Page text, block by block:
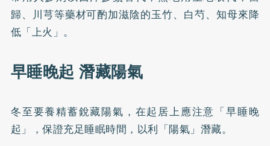
歸、川芎等藥材可酌加滋陰的玉竹、白芍、知母來降
低「上火」。
早睡晚起 潛藏陽氣
冬至要養精蓄銳藏陽氣，在起居上應注意「早睡晚
起」，保證充足睡眠時間，以利「陽氣」潛藏。